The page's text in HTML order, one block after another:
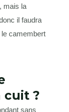
mais la
il faudra
camembert
cuit ?
sans